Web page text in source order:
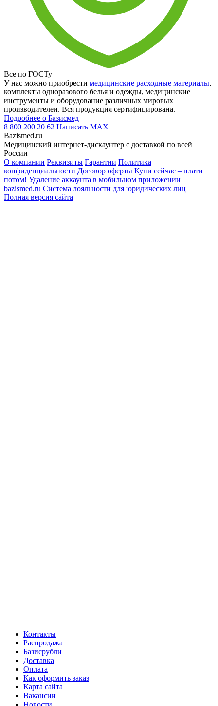
Все по ГОСТу
У нас можно приобрести медицинские расходные материалы,
комплекты одноразового белья и одежды, медицинские
инструменты и оборудование различных мировых
производителей. Вся продукция сертифицирована.
Подробнее о Базисмед
8 800 200 20 62 Написать MAX
Bazismed.ru
Медицинский интернет-дискаунтер с доставкой по всей
России
О компании Реквизиты Гарантии Политика
конфиденциальности Договор оферты Купи сейчас – плати
потом! Удаление аккаунта в мобильном приложении
bazismed.ru Система лояльности для юридических лиц
Полная версия сайта
Контакты
Распродажа
Базисрубли
Доставка
Оплата
Как оформить заказ
Карта сайта
Вакансии
Новости